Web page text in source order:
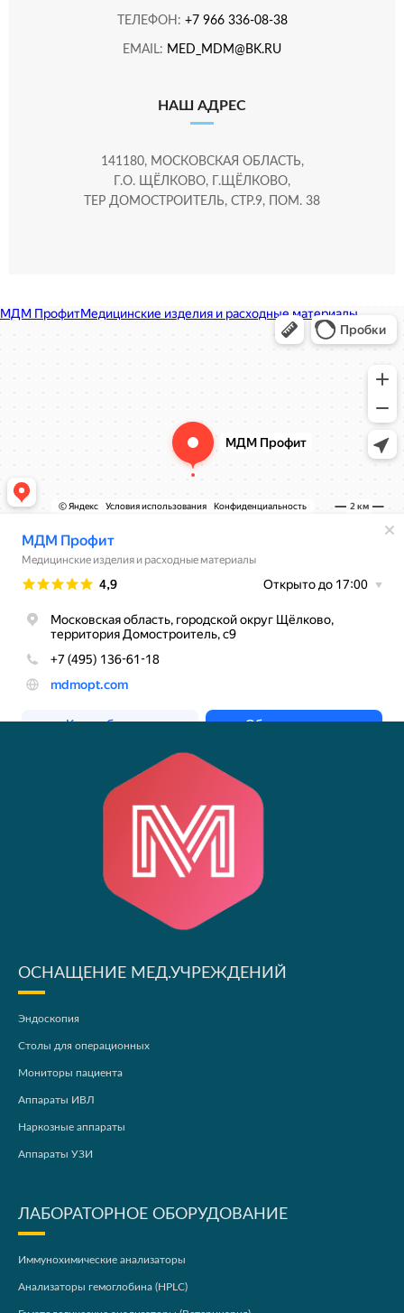
ТЕЛЕФОН: +7 966 336-08-38
EMAIL: MED_MDM@BK.RU
НАШ АДРЕС
141180, МОСКОВСКАЯ ОБЛАСТЬ,
Г.О. ЩЁЛКОВО, Г.ЩЁЛКОВО,
ТЕР ДОМОСТРОИТЕЛЬ, СТР.9, ПОМ. 38
ОСНАЩЕНИЕ МЕД.УЧРЕЖДЕНИЙ
Эндоскопия
Столы для операционных
Мониторы пациента
Аппараты ИВЛ
Наркозные аппараты
Аппараты УЗИ
ЛАБОРАТОРНОЕ ОБОРУДОВАНИЕ
Иммунохимические анализаторы
Анализаторы гемоглобина (HPLC)